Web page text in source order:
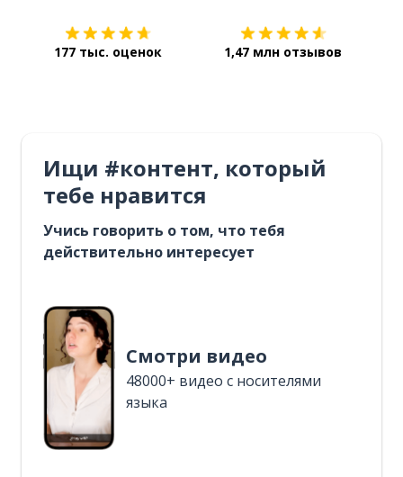
177 тыс. оценок 1,47 млн отзывов
Ищи #контент, который
тебе нравится
Учись говорить о том, что тебя
действительно интересует
Смотри видео
48000+ видео с носителями
языка